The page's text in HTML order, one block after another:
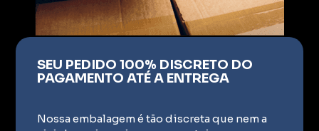
SEU PEDIDO 100% DISCRETO DO
PAGAMENTO ATÉ A ENTREGA
Nossa embalagem é tão discreta que nem a